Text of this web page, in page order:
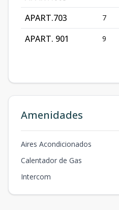
APART.703 7
APART. 901 9
Amenidades
Aires Acondicionados
Calentador de Gas
Intercom